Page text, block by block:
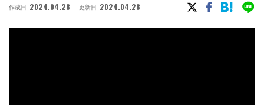
作成日 2024.04.28 更新日 2024.04.28